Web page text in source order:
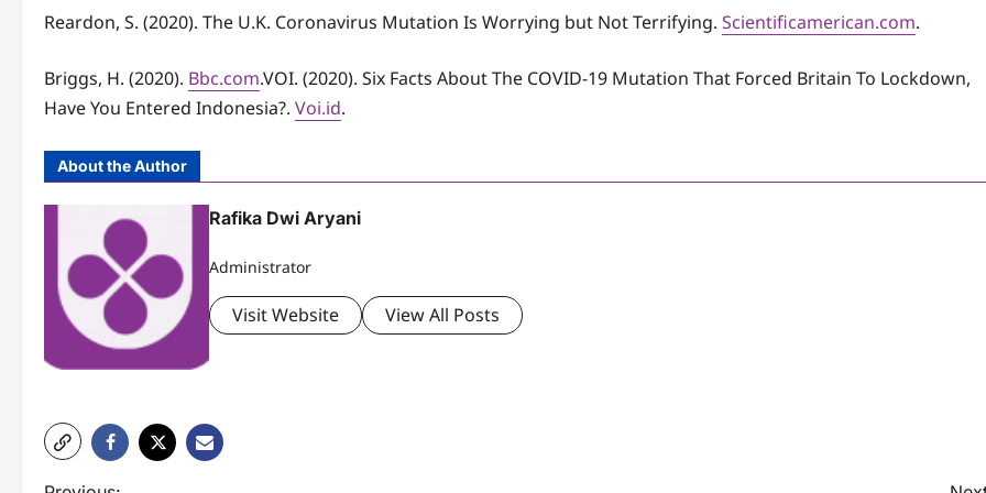
Reardon, S. (2020). The U.K. Coronavirus Mutation Is Worrying but Not Terrifying. Scientificamerican.com.
Briggs, H. (2020). Bbc.com.VOI. (2020). Six Facts About The COVID-19 Mutation That Forced Britain To Lockdown,
Have You Entered Indonesia?. Voi.id.
About the Author
Rafika Dwi Aryani
Administrator
Visit Website View All Posts